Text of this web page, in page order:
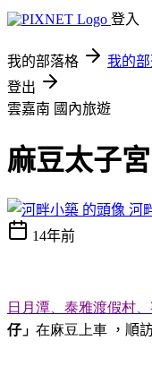
登入
我的部落格 我的
登出
雲嘉南 國內旅遊
麻豆太子宮
河
14年前
日月潭、泰雅渡假村
仔」 在麻豆上車 ， 順